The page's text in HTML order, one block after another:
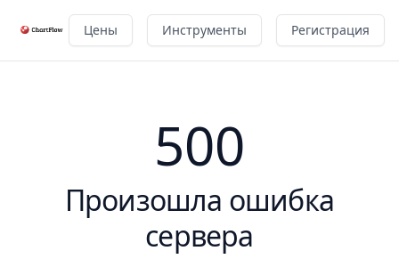
Цены Инструменты Регистрация
500
Произошла ошибка
сервера